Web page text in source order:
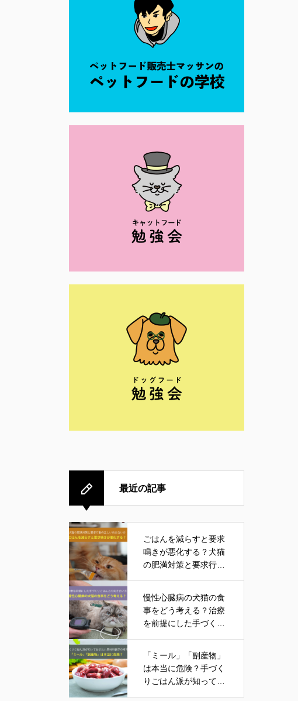
最近の記事
ごはんを減らすと要求
鳴きが悪化する？犬猫
の肥満対策と要求行動
慢性心臓病の犬猫の食
事をどう考える？治療
を前提にした手づくり
「ミール」「副産物」
は本当に危険？手づく
りごはん派が知ってお